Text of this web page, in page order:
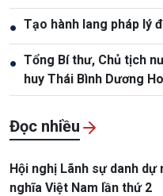
● Tạo hành lang pháp lý
● Tổng Bí thư, Chủ tịch
huy Thái Bình Dương
Đọc nhiều
Hội nghị Lãnh sự danh dự
nghĩa Việt Nam lần thứ 2